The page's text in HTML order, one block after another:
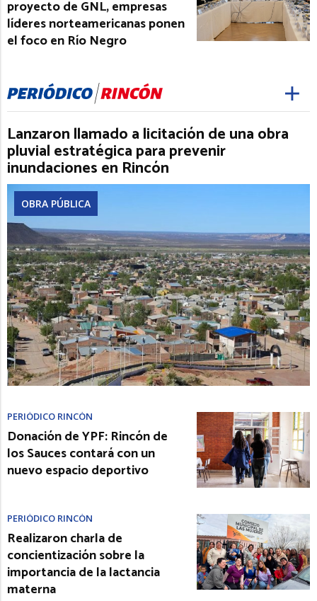
proyecto de GNL, empresas
líderes norteamericanas ponen
el foco en Río Negro
Lanzaron llamado a licitación de una obra
pluvial estratégica para prevenir
inundaciones en Rincón
OBRA PÚBLICA
PERIÓDICO RINCÓN
Donación de YPF: Rincón de
los Sauces contará con un
nuevo espacio deportivo
PERIÓDICO RINCÓN
Realizaron charla de
concientización sobre la
importancia de la lactancia
materna